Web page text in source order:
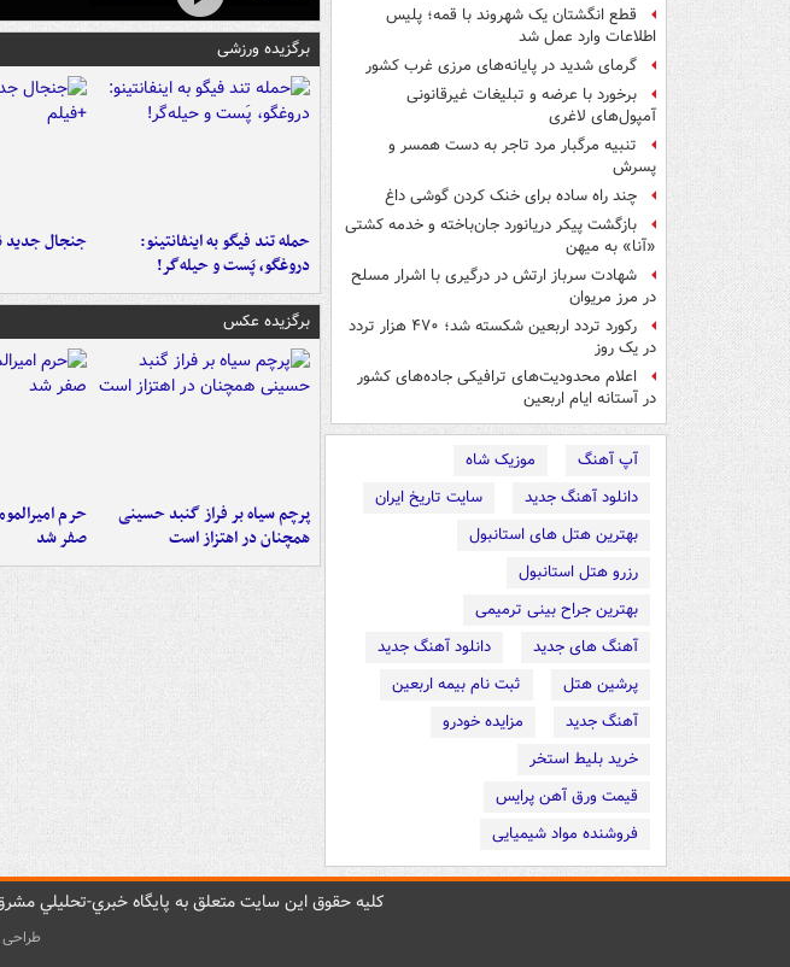
قطع انگشتان یک شهروند با قمه؛ پلیس
اطلاعات وارد عمل شد
گرمای شدید در پایانه‌های مرزی غرب کشور
برخورد با عرضه و تبلیغات غیرقانونی
آمپول‌های لاغری
تنبیه مرگبار مرد تاجر به دست همسر و
پسرش
چند راه‌ ساده برای خنک کردن گوشی داغ
بازگشت پیکر دریانورد جان‌باخته و خدمه کشتی
«آنا» به میهن
شهادت سرباز ارتش در درگیری با اشرار مسلح
در مرز مریوان
رکورد تردد اربعین شکسته شد؛ ۴۷۰ هزار تردد
در یک روز
اعلام محدودیت‌های ترافیکی جاده‌های کشور
در آستانه ایام اربعین
آپ آهنگ
موزیک شاه
دانلود آهنگ جدید
سایت تاریخ ایران
بهترین هتل های استانبول
رزرو هتل استانبول
بهترین جراح بینی ترمیمی
آهنگ های جدید
دانلود آهنگ جدید
پرشین هتل
ثبت نام بیمه اربعین
آهنگ جدید
مزایده خودرو
خرید بلیط استخر
قیمت ورق آهن پرایس
فروشنده مواد شیمیایی
برگزیده ورزشی
حمله تند فیگو به اینفانتینو:
دروغگو، پَست‌ و حیله‌گر!
جنجال جدید
برگزیده عکس
پرچم سیاه بر فراز گنبد حسینی
همچنان در اهتزاز است
حرم
صفر شد
کليه حقوق اين سايت متعلق به پایگاه خبري-تحليلي
طراحی